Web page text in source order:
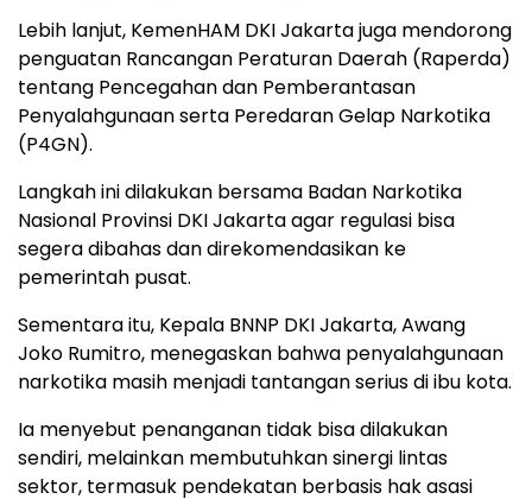
Lebih lanjut, KemenHAM DKI Jakarta juga mendorong
penguatan Rancangan Peraturan Daerah (Raperda)
tentang Pencegahan dan Pemberantasan
Penyalahgunaan serta Peredaran Gelap Narkotika
(P4GN).
Langkah ini dilakukan bersama Badan Narkotika
Nasional Provinsi DKI Jakarta agar regulasi bisa
segera dibahas dan direkomendasikan ke
pemerintah pusat.
Sementara itu, Kepala BNNP DKI Jakarta, Awang
Joko Rumitro, menegaskan bahwa penyalahgunaan
narkotika masih menjadi tantangan serius di ibu kota.
Ia menyebut penanganan tidak bisa dilakukan
sendiri, melainkan membutuhkan sinergi lintas
sektor, termasuk pendekatan berbasis hak asasi